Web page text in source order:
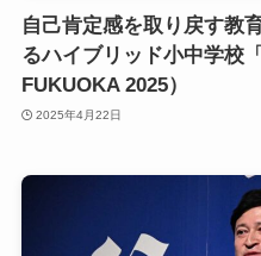
自己肯定感を取り戻す教
るハイブリッド小中学校
FUKUOKA 2025）
2025年4月22日